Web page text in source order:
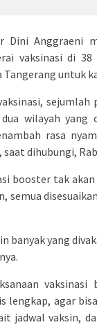
Dini Anggraeni
vaksinasi di 38
Tangerang untuk
sejumlah
wilayah yang
rasa
dihubungi,
booster tak
banyak yang
lengkap, agar
jadwal vaksin,